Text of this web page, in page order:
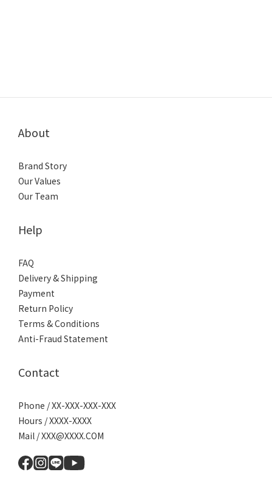
About
Brand Story
Our Values
Our Team
Help
FAQ
Delivery & Shipping
Payment
Return Policy
Terms & Conditions
Anti-Fraud Statement
Contact
Phone / XX-XXX-XXX-XXX
Hours / XXXX-XXXX
Mail / XXX@XXXX.COM